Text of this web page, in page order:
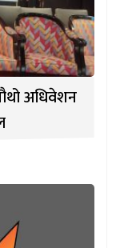
अधिवेशन